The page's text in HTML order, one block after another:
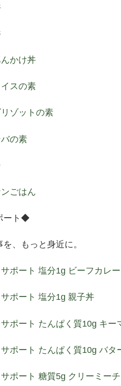
かけ丼
スの素
ゾットの素
の素
ごはん
ート◆
、もっと身近に。
ポート 塩分1g ビーフカレー
ポート 塩分1g 親子丼
ポート たんぱく質10g キー
ポート たんぱく質10g バタ
ポート 糖質5g クリーミー